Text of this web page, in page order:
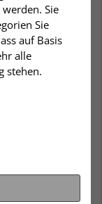
Sie
Sie
auf Basis
alle
stehen.